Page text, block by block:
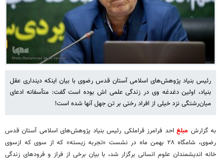
رئیس بنیاد پژوهش‌های اسلامی آستان قدس رضوی با بیان اینکه دینداری عقل
بنیاد، اولین دغدغه وی در زندگی علمی اش بوده است گفت: متأسفانه ادعای
میان‌رشتگی نزد خیلی از افراد رختی بر تن جهل آنها شده است!
به گزارش مبلغ احد فرامرز قراملکی رئیس بنیاد پژوهش‌های اسلامی آستان قدس
رضوی، شامگاه ۲۸ بهمن ماه در نشست «تجربه زیسته» که از سوی که ازسوی
خانه اندیشمندان علوم انسانی برگزار شد، با بیان برخی از فراز و فرودهای زندگی